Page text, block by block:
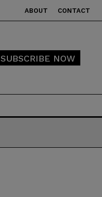
ABOUT CONTACT
SUBSCRIBE NOW